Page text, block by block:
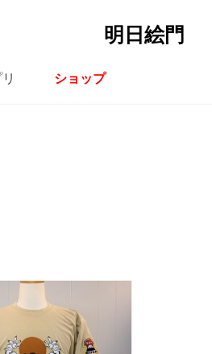
明日絵門
ショップ